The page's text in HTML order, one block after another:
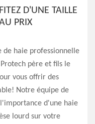
D'UNE TAILLE
PRIX
de haie professionnelle
père et fils le
vous offrir des
Notre équipe de
d'une haie
lourd sur votre